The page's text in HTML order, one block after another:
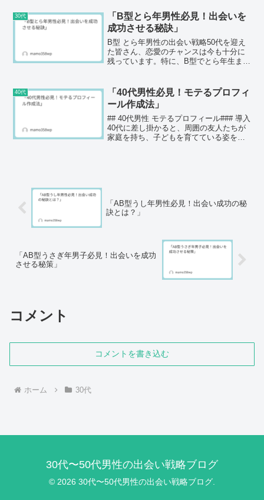
女性の性格や傾向を理解し、真面目で口
下手な男性でも自信...
30代
「B型とら年男性必見！出会いを
成功させる秘訣」
B型 とら年男性の出会い戦略50代を迎え
た皆さん、恋愛のチャンスは今も十分に
残っています。特に、B型でとら年生まれ
う。しかし、恋愛経験があまり多くない
と感じている方にと...
40代
「40代男性必見！モテるプロフィ
ール作成法」
## 40代男性 モテるプロフィール### 導入
40代に差し掛かると、周囲の友人たちが
家庭を持ち、子どもを育てている姿を見
「AB型うし年男性必見！出会い成功の秘
訣とは？」
「AB型うさぎ年男子必見！出会いを成功
させる秘策」
コメント
コメントを書き込む
ホーム 30代
30代〜50代男性の出会い戦略ブログ
© 2026 30代〜50代男性の出会い戦略ブログ.